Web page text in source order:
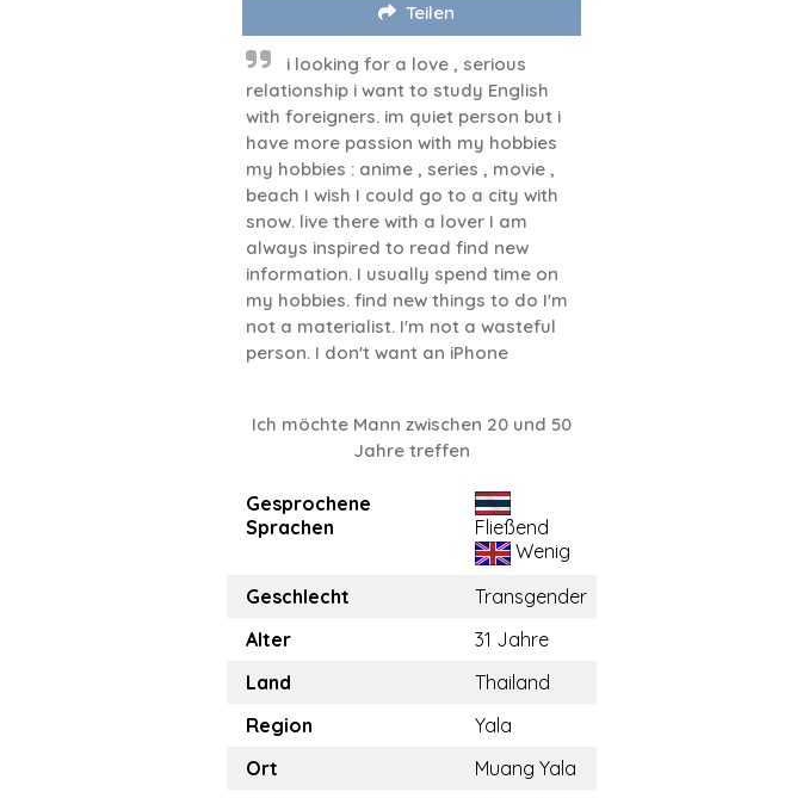
Teilen
i looking for a love , serious
relationship i want to study English
with foreigners. im quiet person but i
have more passion with my hobbies
my hobbies : anime , series , movie ,
beach I wish I could go to a city with
snow. live there with a lover I am
always inspired to read find new
information. I usually spend time on
my hobbies. find new things to do I'm
not a materialist. I'm not a wasteful
person. I don't want an iPhone
Ich möchte Mann zwischen 20 und 50
Jahre treffen
Gesprochene
Sprachen
Fließend
Wenig
Geschlecht
Transgender
Alter
31 Jahre
Land
Thailand
Region
Yala
Ort
Muang Yala